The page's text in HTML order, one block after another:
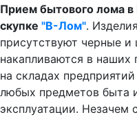
Прием бытового лома в
скупке "В-Лом".
присутствуют черные и
накапливаются в
на складах
любых предметов быта
эксплуатации. Незачем